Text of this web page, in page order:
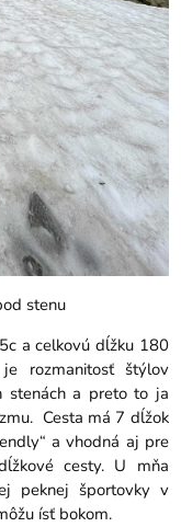
stenu
a celkovú dĺžku 180
rozmanitosť štýlov
stenách a preto to ja
Cesta má 7 dĺžok
a vhodná aj pre
cesty. U mňa
peknej športovky v
ísť bokom.